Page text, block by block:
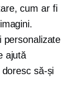
cum ar fi
personalizate
ajută
să-și